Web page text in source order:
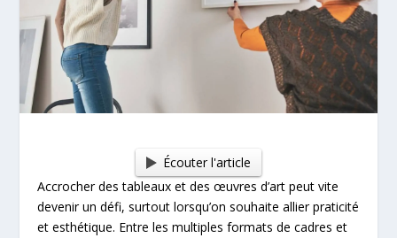
Écouter l'article
Accrocher des tableaux et des œuvres d’art peut vite
devenir un défi, surtout lorsqu’on souhaite allier praticité
et esthétique. Entre les multiples formats de cadres et